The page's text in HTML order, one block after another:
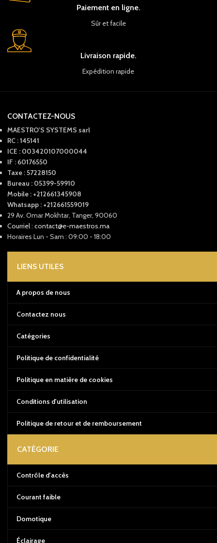
Paiement en ligne.
Sûr et facile
Livraison rapide.
Expédition rapide
CONTACTEZ-NOUS
MAESTRO'S SYSTEMS sarl
RC : 145141
ICE : 003420107000044
IF : 60176550
Taxe : 57228150
Bureau : 05399-59910
Mobile : +212661345908
Whatsapp : +212661559019
29 Av. Omar Mokhtar, Tanger, 90060
Courriel : contact@e-maestros.ma
Horaires Lun - Sam : 09:00 - 18:00
LIENS UTILES
A propos de nous
Contactez nous
Catégories
Politique de confidentialité
Politique en matière de cookies
Conditions d'utilisation
Politique de retour et de remboursement
CATÉGORIE
Contrôle d'accès
Courant faible
Domotique
Éclairage